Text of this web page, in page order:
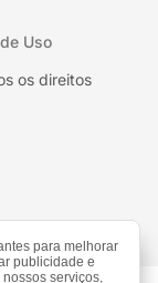
os direitos
Uso
para melhorar
publicidade e
serviços,